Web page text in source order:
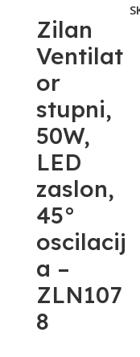
Zilan
Ventilat
or
stupni,
50W,
LED
zaslon,
45°
oscilacij
a –
ZLN107
8